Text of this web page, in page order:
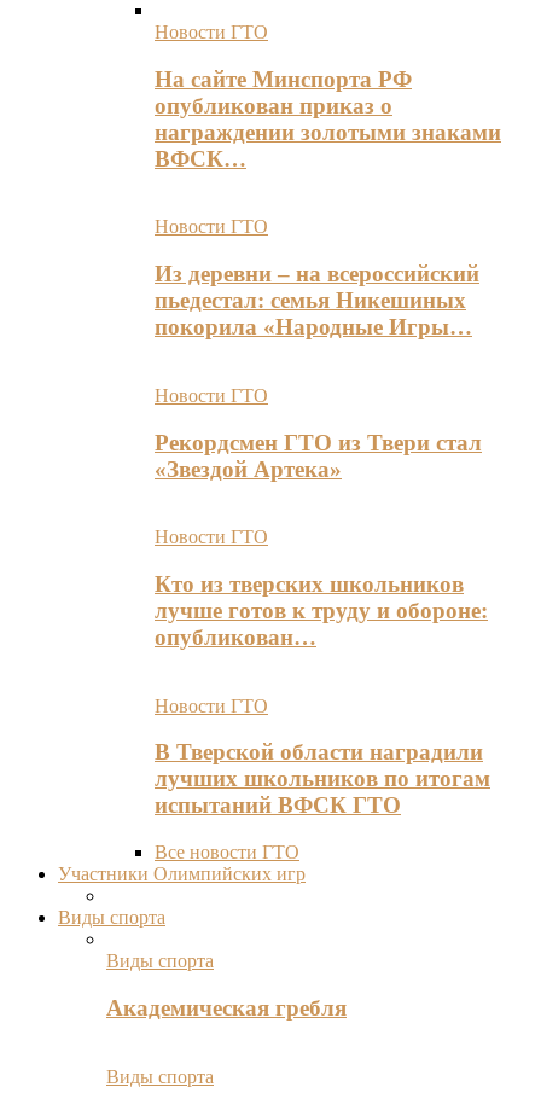
Новости ГТО
На сайте Минспорта РФ
опубликован приказ о
награждении золотыми знаками
ВФСК…
Новости ГТО
Из деревни – на всероссийский
пьедестал: семья Никешиных
покорила «Народные Игры…
Новости ГТО
Рекордсмен ГТО из Твери стал
«Звездой Артека»
Новости ГТО
Кто из тверских школьников
лучше готов к труду и обороне:
опубликован…
Новости ГТО
В Тверской области наградили
лучших школьников по итогам
испытаний ВФСК ГТО
Все новости ГТО
Участники Олимпийских игр
Виды спорта
Виды спорта
Академическая гребля
Виды спорта